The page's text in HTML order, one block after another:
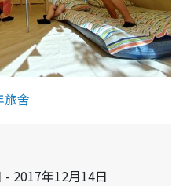
旅舍
2017年12月14日